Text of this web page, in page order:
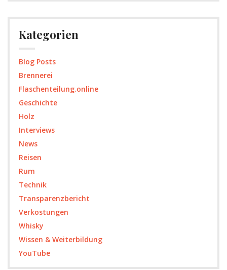
Kategorien
Blog Posts
Brennerei
Flaschenteilung.online
Geschichte
Holz
Interviews
News
Reisen
Rum
Technik
Transparenzbericht
Verkostungen
Whisky
Wissen & Weiterbildung
YouTube